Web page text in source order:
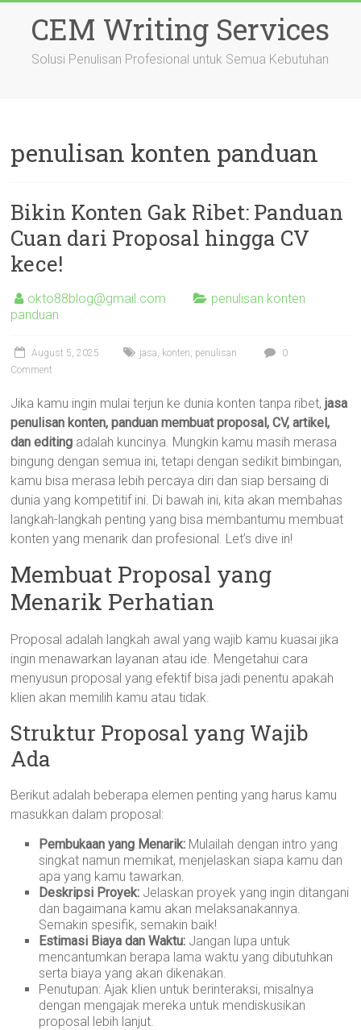
contentCEM Writing Services
Solusi Penulisan Profesional untuk Semua Kebutuhan
penulisan konten panduan
Bikin Konten Gak Ribet: Panduan
Cuan dari Proposal hingga CV
kece!
okto88blog@gmail.com
penulisan konten
panduan
August 5, 2025 jasa, konten, penulisan
0
Comment
Jika kamu ingin mulai terjun ke dunia konten tanpa ribet,jasa
penulisan konten, panduan membuat proposal, CV, artikel,
dan editing adalah kuncinya. Mungkin kamu masih merasa
bingung dengan semua ini, tetapi dengan sedikit bimbingan,
kamu bisa merasa lebih percaya diri dan siap bersaing di
dunia yang kompetitif ini. Di bawah ini, kita akan membahas
langkah-langkah penting yang bisa membantumu membuat
konten yang menarik dan profesional. Let’s dive in!
Membuat Proposal yang
Menarik Perhatian
Proposal adalah langkah awal yang wajib kamu kuasai jika
ingin menawarkan layanan atau ide. Mengetahui cara
menyusun proposal yang efektif bisa jadi penentu apakah
klien akan memilih kamu atau tidak.
Struktur Proposal yang Wajib
Ada
Berikut adalah beberapa elemen penting yang harus kamu
masukkan dalam proposal:
Pembukaan yang Menarik: Mulailah dengan intro yang
singkat namun memikat, menjelaskan siapa kamu dan
apa yang kamu tawarkan.
Deskripsi Proyek: Jelaskan proyek yang ingin ditangani
dan bagaimana kamu akan melaksanakannya.
Semakin spesifik, semakin baik!
Estimasi Biaya dan Waktu: Jangan lupa untuk
mencantumkan berapa lama waktu yang dibutuhkan
serta biaya yang akan dikenakan.
Penutupan: Ajak klien untuk berinteraksi, misalnya
dengan mengajak mereka untuk mendiskusikan
proposal lebih lanjut.